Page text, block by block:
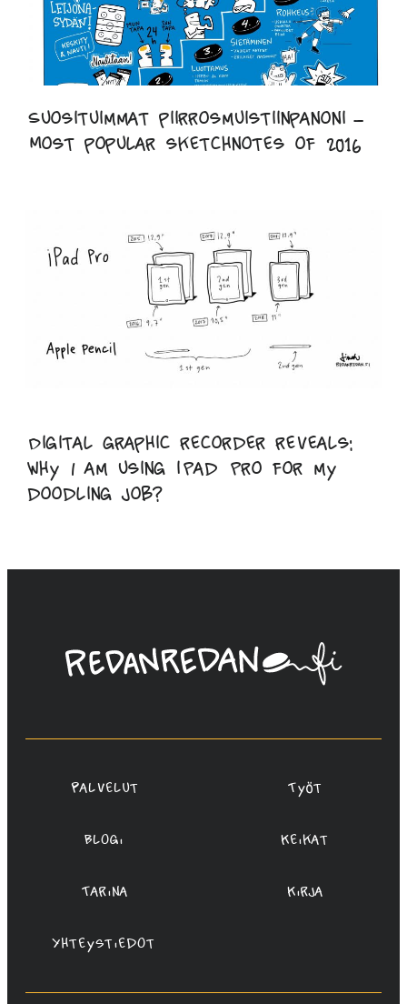
Suosituimmat piirrosmuistiinpanoni –
Most popular sketchnotes of 2016
Digital graphic recorder reveals:
Why I am using iPad Pro for my
doodling job?
Linda
Saukko-
Oy
Palvelut Työt
Blogi Keikat
Tarina Kirja
Yhteystiedot